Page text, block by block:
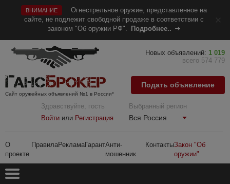
ВНИМАНИЕ
Огнестрельное оружие, представленное на
сайте, не подлежит свободной продаже в соответствии с
законом "Об оружии РФ".
Подробнее..
Сайт оружейных объявлений №1 в России*
Здравствуйте, гость
Войти или Регистрация
Выбранный регион
Вся Россия
О
проекте
ПравилаРекламаГарантАнти-
мошенник
КонтактыЗакон "Об
оружии"
Новых объявлений: 1 019
всего 574 779
Подать объявление